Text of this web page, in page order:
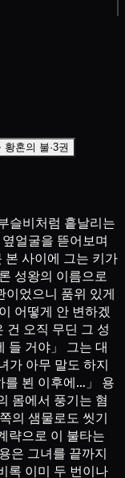
황혼의 불·3권
슬비처럼 흩날리는
얼굴을 뜯어보며
본 사이에 그는 키가
성왕의 이름으로
이었으니 품위 있게
어떻게 안 변하겠
건 오직 무딘 그 성
들 거야」 그는 대
가 아무 말도 하지
를 뵌 이후에…」 용
몸에서 풍기는 혐
의 샘물로도 씻기
략으로 이 불타는
은 그녀를 끝까지
록 이미 두 번이나